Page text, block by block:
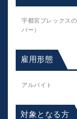
宇都宮ブレックス
パー）
雇用形態
アルバイト
対象となる方